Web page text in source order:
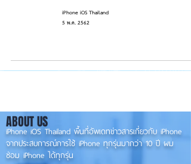
iPhone iOS Thailand
5 พ.ค. 2562
iPhone iOS Thailand พื้นที่อัพเดทข่าวสารเกี่ยวกับ iPhone
จากประสบการณ์การใช้ iPhone ทุกรุ่นมากว่า 10 ปี ผม
ซ่อม iPhone ได้ทุกรุ่น
ABOUT US